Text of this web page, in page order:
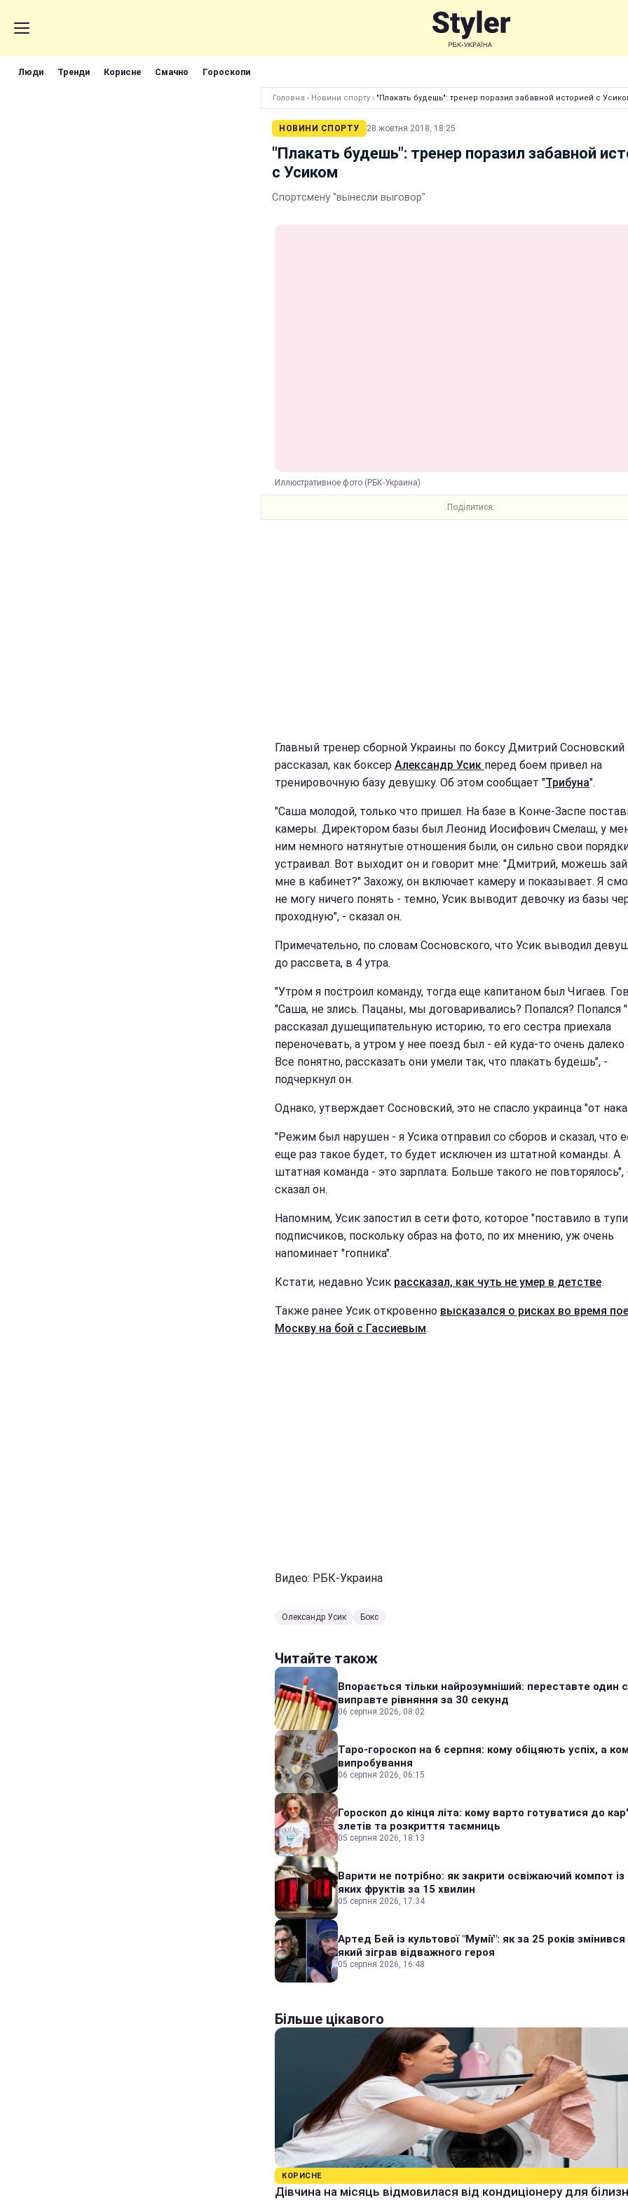
Люди Тренди Корисне Смачно Гороскопи
Головна › Новини спорту › "Плакать будешь": тренер поразил забавной историей с
НОВИНИ СПОРТУ 28 жовтня 2018, 18:25
"Плакать будешь": тренер поразил забавной
с Усиком
Спортсмену "вынесли выговор"
Иллюстративное фото (РБК-Украина)
Поділитися:
Главный тренер сборной Украины по боксу Дмитрий Сосновский
рассказал, как боксер Александр Усик перед боем привел на
тренировочную базу девушку. Об этом сообщает "Трибуна".
"Саша молодой, только что пришел. На базе в Конче-Заспе
камеры. Директором базы был Леонид Иосифович Смелаш, у
ним немного натянутые отношения были, он сильно свои
устраивал. Вот выходит он и говорит мне: "Дмитрий, можешь
мне в кабинет?" Захожу, он включает камеру и показывает. Я
не могу ничего понять - темно, Усик выводит девочку из базы
проходную", - сказал он.
Примечательно, по словам Сосновского, что Усик выводил
до рассвета, в 4 утра.
"Утром я построил команду, тогда еще капитаном был Чигаев.
"Саша, не злись. Пацаны, мы договаривались? Попался? Попался
рассказал душещипательную историю, то его сестра приехала
переночевать, а утром у нее поезд был - ей куда-то очень далеко
Все понятно, рассказать они умели так, что плакать будешь", -
подчеркнул он.
Однако, утверждает Сосновский, это не спасло украинца "от
"Режим был нарушен - я Усика отправил со сборов и сказал, что
еще раз такое будет, то будет исключен из штатной команды. А
штатная команда - это зарплата. Больше такого не повторялось",
сказал он.
Напомним, Усик запостил в сети фото, которое "поставило в
подписчиков, поскольку образ на фото, по их мнению, уж очень
напоминает "гопника".
Кстати, недавно Усик рассказал, как чуть не умер в детстве.
Также ранее Усик откровенно высказался о рисках во время
Москву на бой с Гассиевым.
Видео: РБК-Украина
Олександр Усик Бокс
Читайте також
Впорається тільки найрозумніший: переставте один
виправте рівняння за 30 секунд
06 серпня 2026, 08:02
Таро-гороскоп на 6 серпня: кому обіцяють успіх, а
випробування
06 серпня 2026, 06:15
Гороскоп до кінця літа: кому варто готуватися до
злетів та розкриття таємниць
05 серпня 2026, 18:13
Варити не потрібно: як закрити освіжаючий компот
яких фруктів за 15 хвилин
05 серпня 2026, 17:34
Артед Бей із культової "Мумії": як за 25 років
який зіграв відважного героя
05 серпня 2026, 16:48
Більше цікавого
КОРИСНЕ
Дівчина на місяць відмовилася від кондиціонеру для